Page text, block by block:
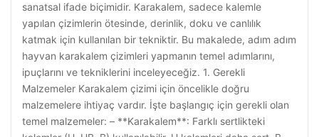
sanatsal ifade biçimidir. Karakalem, sadece kalemle
yapılan çizimlerin ötesinde, derinlik, doku ve canlılık
katmak için kullanılan bir tekniktir. Bu makalede, adım adım
hayvan karakalem çizimleri yapmanın temel adımlarını,
ipuçlarını ve tekniklerini inceleyeceğiz. 1. Gerekli
Malzemeler Karakalem çizimi için öncelikle doğru
malzemelere ihtiyaç vardır. İşte başlangıç için gerekli olan
temel malzemeler: – **Karakalem**: Farklı sertlikteki